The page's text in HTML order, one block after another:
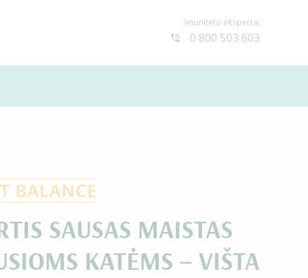
Imuniteto ekspertai
0 800 503 603
SAUSAS MAISTAS
KATĖMS – VIŠTA